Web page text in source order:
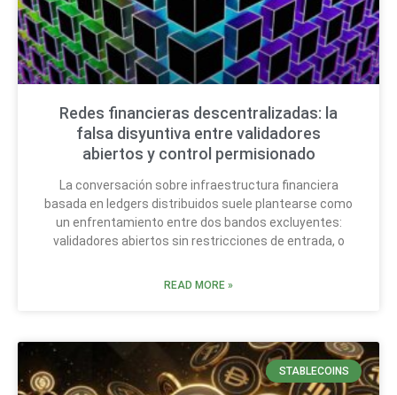
Redes financieras descentralizadas: la
falsa disyuntiva entre validadores
abiertos y control permisionado
La conversación sobre infraestructura financiera
basada en ledgers distribuidos suele plantearse como
un enfrentamiento entre dos bandos excluyentes:
validadores abiertos sin restricciones de entrada, o
READ MORE »
STABLECOINS